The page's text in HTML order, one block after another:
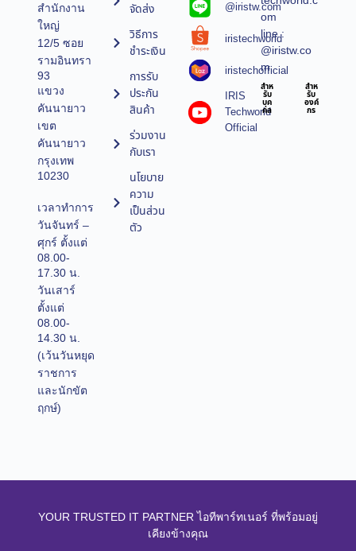
สำนักงาน
ใหญ่
12/5 ซอย
รามอินทรา
93
แขวง
คันนายาว
เขต
คันนายาว
กรุงเทพ
10230
เวลาทำการ
วันจันทร์ –
ศุกร์ ตั้งแต่
08.00-
17.30 น.
วันเสาร์
ตั้งแต่
08.00-
14.30 น.
(เว้นวันหยุด
ราชการ
และนักขัต
ฤกษ์)
จัดส่ง
วิธีการ
ชำระเงิน
การรับ
ประกัน
สินค้า
ร่วมงาน
กับเรา
นโยบาย
ความ
เป็นส่วน
ตัว
@iristw.com
iristechworld
iristechofficial
IRIS
Techworld
Official
om
line :
@iristw.co
m
สำห
รับ
บุค
คล
สำห
รับ
องค์
กร
YOUR TRUSTED IT PARTNER ไอทีพาร์ทเนอร์ ที่พร้อมอยู่
เคียงข้างคุณ